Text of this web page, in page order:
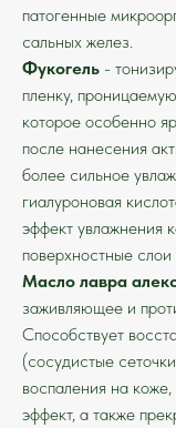
патогенные
сальных желез.
Фукогель -
пленку,
которое особенно
после нанесения
более сильное
гиалуроновая
эффект увлажнения
поверхностные
Масло лавра
заживляющее и
Способствует
(сосудистые
воспаления на
эффект, а также